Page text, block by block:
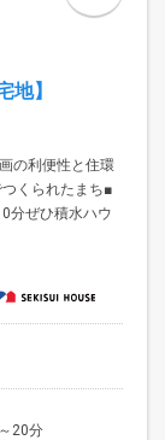
地】
の利便性と住環
くられたまち■
分ぜひ積水ハウ
20分